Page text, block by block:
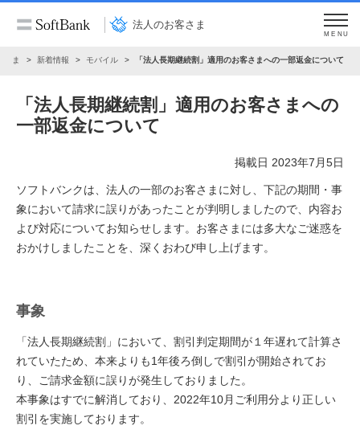
法人のお客さま
MENU
さま 新着情報 モバイル 「法人長期継続割」適用のお客さまへの一部返金について
「法人長期継続割」適用のお客さまへの
一部返金について
掲載日 2023年7月5日
ソフトバンクは、法人の一部のお客さまに対し、下記の期間・事
象において請求に誤りがあったことが判明しましたので、内容お
よび対応についてお知らせします。お客さまには多大なご迷惑を
おかけしましたことを、深くおわび申し上げます。
事象
「法人長期継続割」において、割引判定期間が１年遅れて計算さ
れていたため、本来よりも1年後ろ倒しで割引が開始されてお
り、ご請求金額に誤りが発生しておりました。
本事象はすでに解消しており、2022年10月ご利用分より正しい
割引を実施しております。